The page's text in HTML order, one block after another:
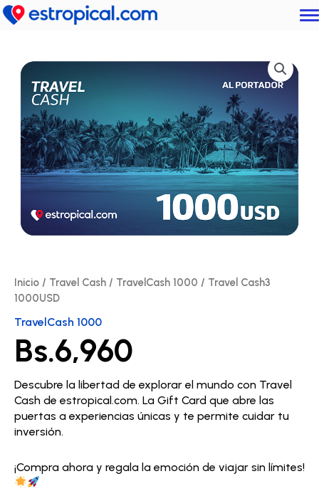
Ir
al
Inicio / Travel Cash / TravelCash 1000 / Travel Cash3
1000USD
TravelCash 1000
Bs.6,960
Descubre la libertad de explorar el mundo con Travel
Cash de estropical.com. La Gift Card que abre las
puertas a experiencias únicas y te permite cuidar tu
inversión.
¡Compra ahora y regala la emoción de viajar sin límites!